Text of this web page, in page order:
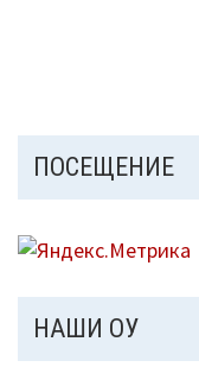
ПОСЕЩЕНИЕ
НАШИ ОУ